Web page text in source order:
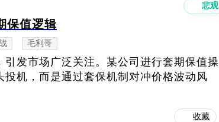
悲观
保值逻辑
毛利哥
发市场广泛关注。某公司进行套期保值操
机，而是通过套保机制对冲价格波动风
收藏